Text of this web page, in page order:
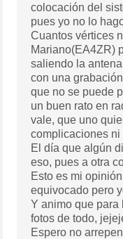
colocación del
pues yo no lo
Cuantos vértices
Mariano(EA4ZR)
saliendo la
con una
que no se puede
un buen rato en
vale, que uno
complicaciones ni
El día que algún
eso, pues a otra
Esto es mi
equivocado pero
Y animo que para
fotos de todo,
Espero no